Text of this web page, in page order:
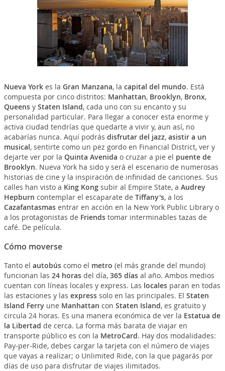
Nueva Yorkes la Gran Manzana, la capital del mundo. Está
compuesta por cinco distritos: Manhattan, Brooklyn, Bronx,
Queensy Staten Island, cada uno con su encanto y su
personalidad particular. Para llegar a conocer esta enorme y
activa ciudad tendrías que quedarte a vivir y, aun así, no
acabarías nunca. Aquí podrás disfrutar del jazz, asistir a un
musical, sentirte como un pez gordo en Financial District, ver y
dejarte ver por la Quinta Avenida o cruzar a pie el puente de
Brooklyn. Nueva York ha sido y será el escenario de numerosas
historias de cine y la inspiración de infinidad de canciones. Sus
calles han visto a King Kongsubir al Empire State, a Audrey
Hepburn contemplar el escaparate de Tiffany's, a los
Cazafantasmasentrar en acción en la New York Public Library o
a los protagonistas de Friendstomar interminables tazas de
café. De película.
Cómo moverse
Tanto el autobúscomo el metro (el más grande del mundo)
funcionan las 24 horasdel día, 365 díasal año. Ambos medios
cuentan con líneas locales y express. Las localesparan en todas
las estaciones y las expresssolo en las principales. El Staten
Island Ferryune Manhattan con Staten Island, es gratuito y
circula 24 horas. Es una manera económica de ver la Estatua de
la Libertad de cerca. La forma más barata de viajar en
transporte público es con la MetroCard. Hay dos modalidades:
Pay-per-Ride, debes cargar la tarjeta con el número de viajes
que vayas a realizar; o Unlimited Ride, con la que pagarás por
días de uso para disfrutar de viajes ilimitados.